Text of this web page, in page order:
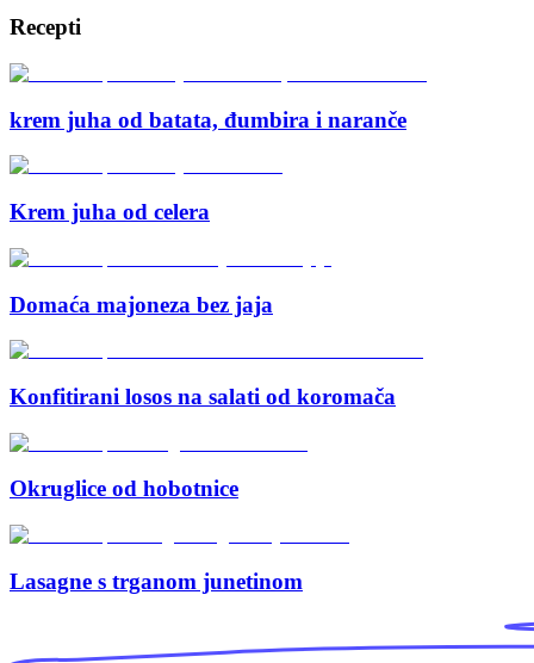
Recepti
krem juha od batata, đumbira i naranče
Krem juha od celera
Domaća majoneza bez jaja
Konfitirani losos na salati od koromača
Okruglice od hobotnice
Lasagne s trganom junetinom